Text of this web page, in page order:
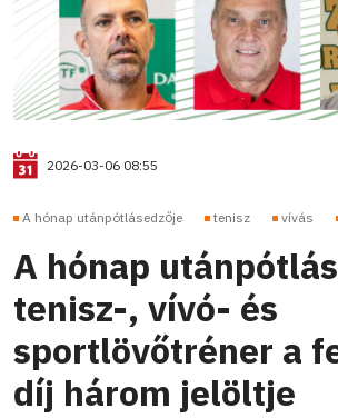
2026-03-06 08:55
A hónap utánpótlásedzője tenisz vívás
A hónap
tenisz-, vívó- és
sportlövőtréner a
díj három jelöltje